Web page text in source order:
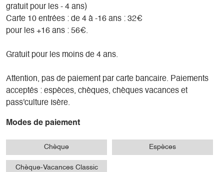
gratuit pour les - 4 ans)
Carte 10 entrées : de 4 à -16 ans : 32€
pour les +16 ans : 56€.
Gratuit pour les moins de 4 ans.
Attention, pas de paiement par carte bancaire. Paiements
acceptés : espèces, chèques, chèques vacances et
pass'culture Isère.
Modes de paiement
Chèque Espèces
Chèque-Vacances Classic